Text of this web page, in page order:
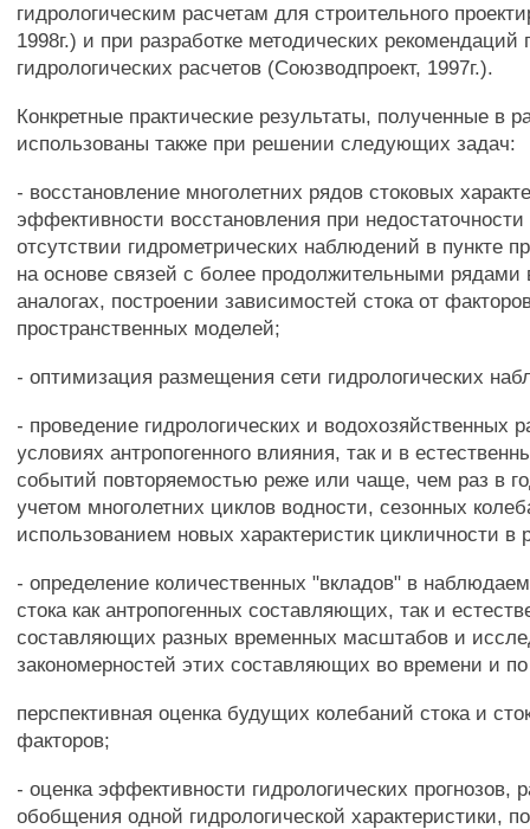
гидрологическим расчетам для строительного
1998г.) и при разработке методических
гидрологических расчетов (Союзводпроект, 1997г.).
Конкретные практические результаты, полученные в
использованы также при решении следующих задач:
- восстановление многолетних рядов стоковых
эффективности восстановления при
отсутствии гидрометрических наблюдений в пункте
на основе связей с более продолжительными рядами
аналогах, построении зависимостей стока от
пространственных моделей;
- оптимизация размещения сети гидрологических
- проведение гидрологических и водохозяйственных
условиях антропогенного влияния, так и в
событий повторяемостью реже или чаще, чем раз в
учетом многолетних циклов водности, сезонных
использованием новых характеристик цикличности в
- определение количественных "вкладов" в
стока как антропогенных составляющих, так и
составляющих разных временных масштабов и
закономерностей этих составляющих во времени и
перспективная оценка будущих колебаний стока и
факторов;
- оценка эффективности гидрологических прогнозов,
обобщения одной гидрологической характеристики,